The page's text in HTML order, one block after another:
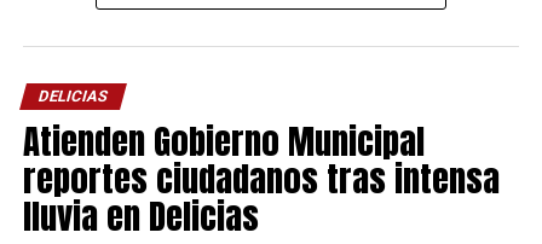
DELICIAS
Atienden Gobierno Municipal
reportes ciudadanos tras intensa
lluvia en Delicias